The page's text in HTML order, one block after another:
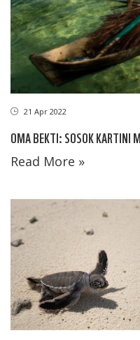
21 Apr 2022
OMA BEKTI: SOSOK KARTINI
Read More »